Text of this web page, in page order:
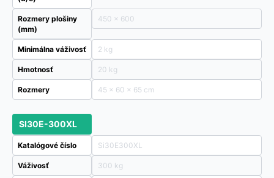
Rozmery plošiny
(mm)
450 x 600
Minimálna váživosť 2 kg
Hmotnosť 20 kg
Rozmery 45 × 60 × 65 cm
SI30E-300XL
Katalógové číslo Si30E300XL
Váživosť 300 kg